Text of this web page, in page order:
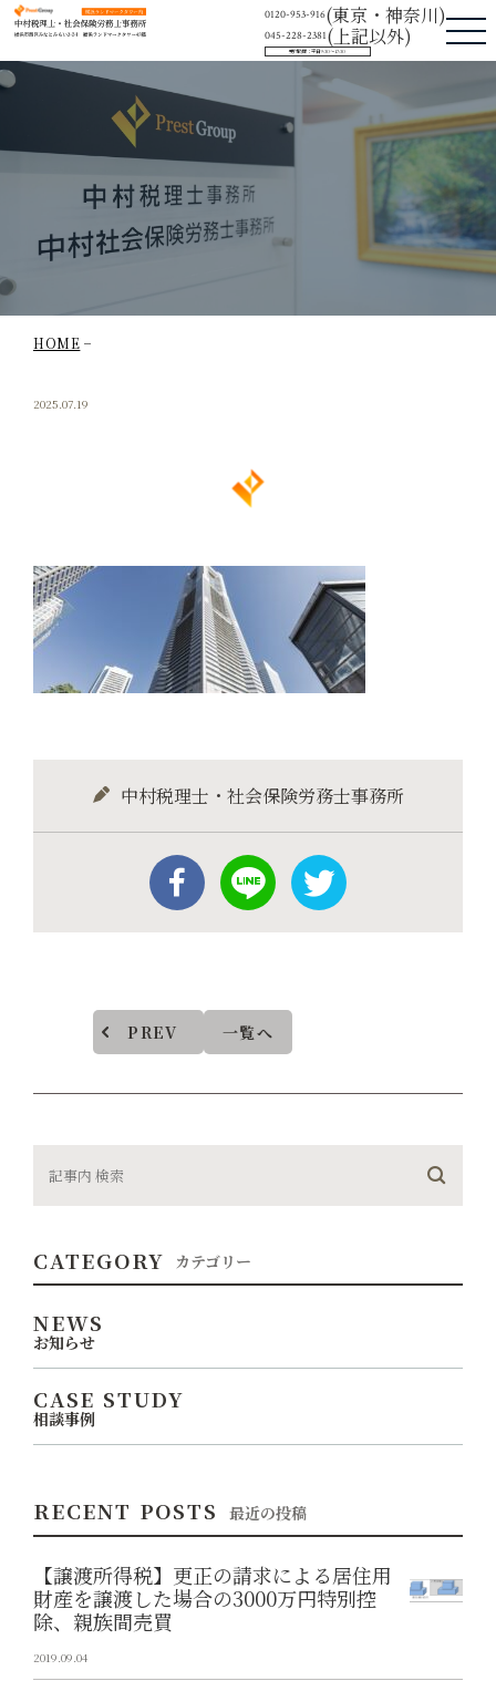
中村税理士・社会保険労務士事務所
0120-953-916(東京・神奈川)
045-228-2381(上記以外)
受付時間：平日9:30〜17:30
HOME
2025.07.19
中村税理士・社会保険労務士事務所
PREV 一覧へ
CATEGORY カテゴリー
NEWS
お知らせ
CASE STUDY
相談事例
RECENT POSTS 最近の投稿
【譲渡所得税】更正の請求による居住用
財産を譲渡した場合の3000万円特別控
除、親族間売買
2019.09.04